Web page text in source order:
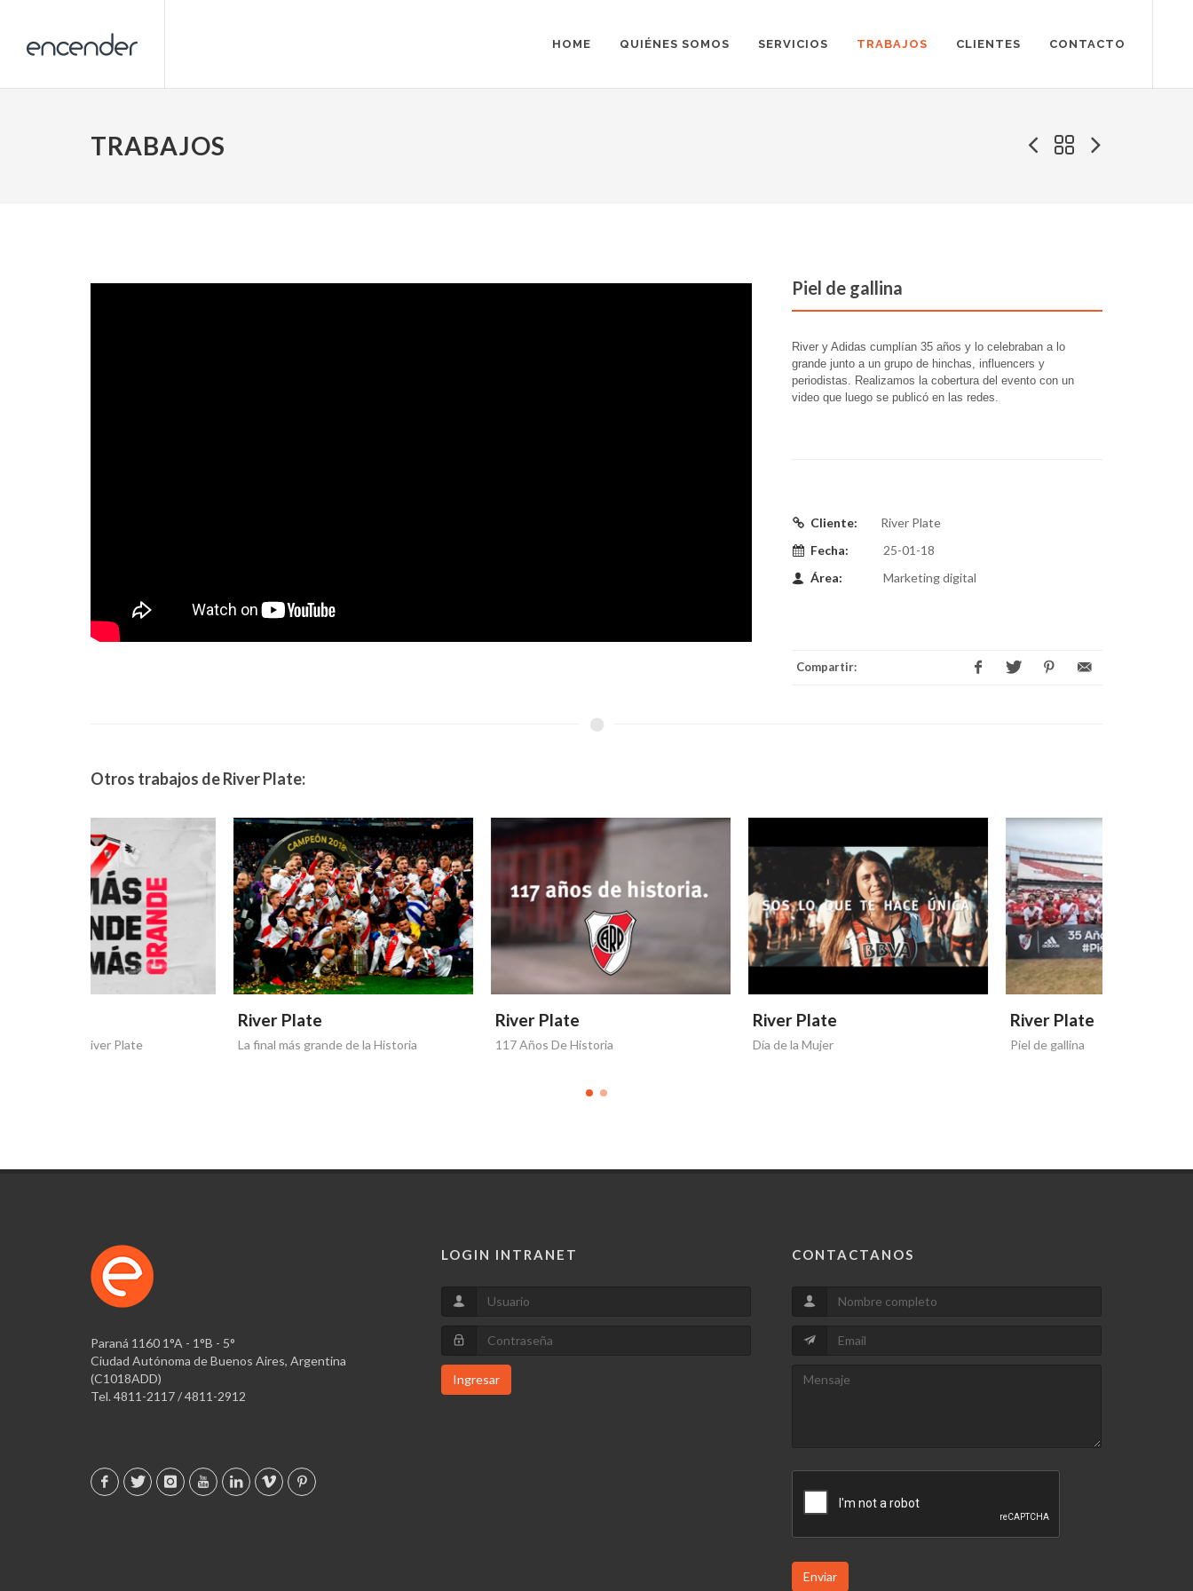
HOME QUIÉNES SOMOS SERVICIOS TRABAJOS CLIENTES CONTACTO
TRABAJOS
Piel de gallina
River y Adidas cumplían 35 años y lo celebraban a lo
grande junto a un grupo de hinchas, influencers y
periodistas. Realizamos la cobertura del evento con un
video que luego se publicó en las redes.
Cliente:
River Plate
Fecha:
25-01-18
Área:
Marketing digital
Compartir:
Otros trabajos de River Plate:
La final más grande de la Historia 117 Años De Historia Día de la Mujer
Paraná 1160 1°A - 1°B - 5°
Ciudad Autónoma de Buenos Aires, Argentina
(C1018ADD)
Tel. 4811-2117 / 4811-2912
LOGIN INTRANET
Ingresar
CONTACTANOS
Enviar